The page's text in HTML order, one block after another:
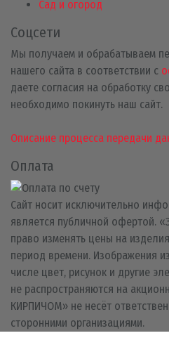
Сад и огород
Соцсети
Мы получаем и обрабатываем
нашего сайта в соответствии с
даете согласия на обработку
необходимо покинуть наш сайт.
Описание процесса передачи
Оплата
Сайт носит исключительно
является публичной офертой.
право изменять цены на
период времени. Изображения
числе цвет, рисунок и другие
не распространяются на
КИРПИЧОМ» не несёт
сторонними организациями.